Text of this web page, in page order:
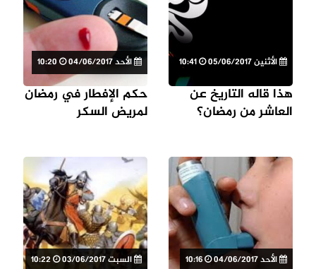
الأثنين 05/06/2017
هذا قاله التاريخ عن
العاشر من رمضان؟
الأحد 04/06/2017
حكم الإفطار في رمضان
لمريض السكر
الأحد 04/06/2017 السبت 03/06/2017